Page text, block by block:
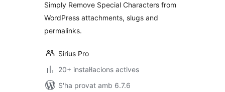
Simply Remove Special Characters from
WordPress attachments, slugs and
permalinks.
Sirius Pro
20+ instal·lacions actives
S'ha provat amb 6.7.6